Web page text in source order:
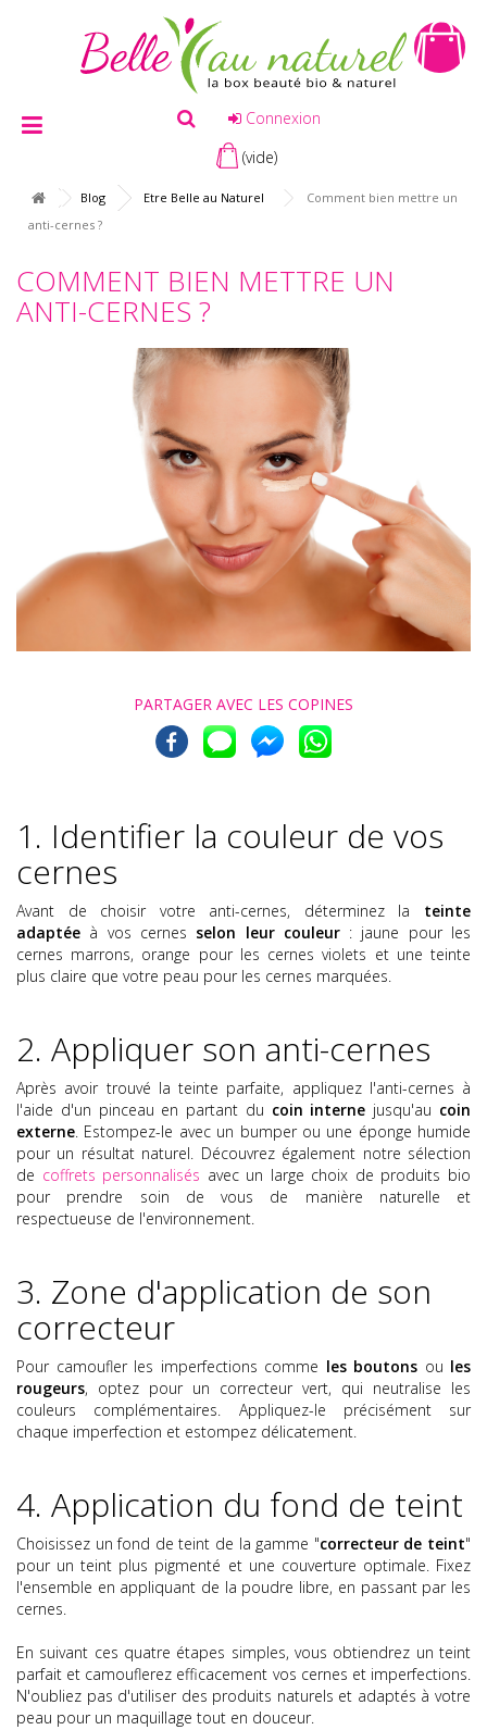
Connexion
(vide)
Blog Etre Belle au Naturel
Comment bien mettre un
anti-cernes ?
COMMENT BIEN METTRE UN
ANTI-CERNES ?
PARTAGER AVEC LES COPINES
1. Identifier la couleur de vos
cernes
Avant de choisir votre anti-cernes, déterminez la teinte
adaptée à vos cernes selon leur couleur: jaune pour les
cernes marrons, orange pour les cernes violets et une teinte
plus claire que votre peau pour les cernes marquées.
2. Appliquer son anti-cernes
Après avoir trouvé la teinte parfaite, appliquez l'anti-cernes à
l'aide d'un pinceau en partant du coin interne jusqu'au coin
externe. Estompez-le avec un bumper ou une éponge humide
pour un résultat naturel. Découvrez également notre sélection
de coffrets personnalisés avec un large choix de produits bio
pour prendre soin de vous de manière naturelle et
respectueuse de l'environnement.
3. Zone d'application de son
correcteur
Pour camoufler les imperfections comme les boutons ou les
rougeurs, optez pour un correcteur vert, qui neutralise les
couleurs complémentaires. Appliquez-le précisément sur
chaque imperfection et estompez délicatement.
4. Application du fond de teint
Choisissez un fond de teint de la gamme "correcteur de teint"
pour un teint plus pigmenté et une couverture optimale. Fixez
l'ensemble en appliquant de la poudre libre, en passant par les
cernes.
En suivant ces quatre étapes simples, vous obtiendrez un teint
parfait et camouflerez efficacement vos cernes et imperfections.
N'oubliez pas d'utiliser des produits naturels et adaptés à votre
peau pour un maquillage tout en douceur.